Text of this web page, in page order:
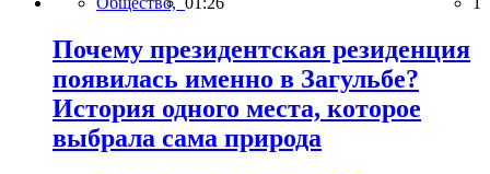
Почему президентская резиденция
появилась именно в Загульбе?
История одного места, которое
выбрала сама природа